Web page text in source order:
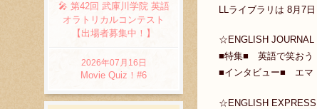
LLライブラリは 8月7
☆ENGLISH JOURNAL
■特集■ 英語で笑おう
■インタビュー■ エマ
☆ENGLISH EXPRESS
🎤 第42回 武庫川学院 英語
オラトリカルコンテスト
【出場者募集中！】
2026年07月16日
Movie Quiz！#6